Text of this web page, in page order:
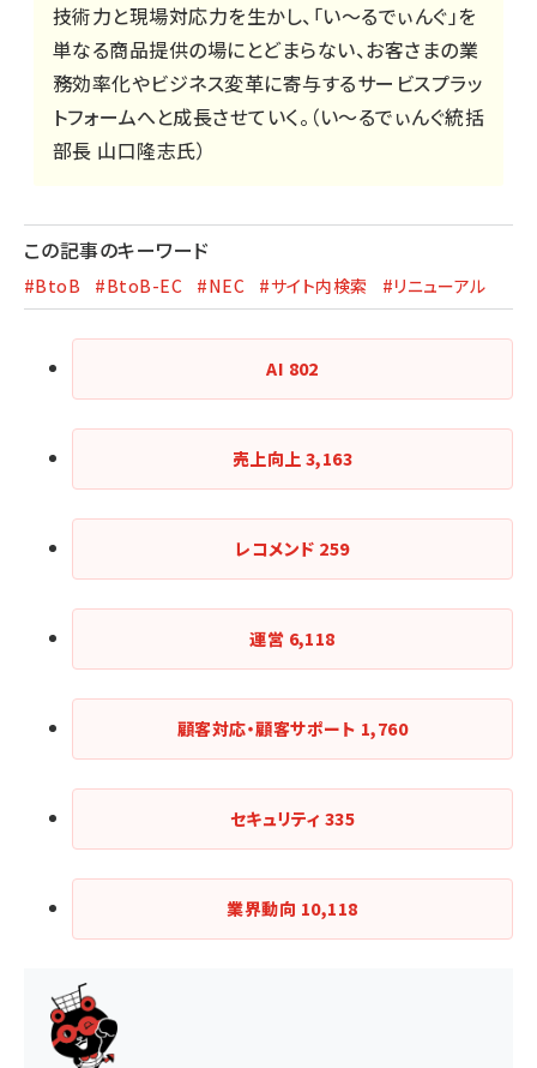
技術力と現場対応力を生かし、「い～るでぃんぐ」を
単なる商品提供の場にとどまらない、お客さまの業
務効率化やビジネス変革に寄与するサービスプラッ
トフォームへと成長させていく。（い～るでぃんぐ統括
部長 山口隆志氏）
この記事のキーワード
#BtoB #BtoB-EC #NEC #サイト内検索 #リニューアル
AI 802
売上向上 3,163
レコメンド 259
運営 6,118
顧客対応・顧客サポート 1,760
セキュリティ 335
業界動向 10,118